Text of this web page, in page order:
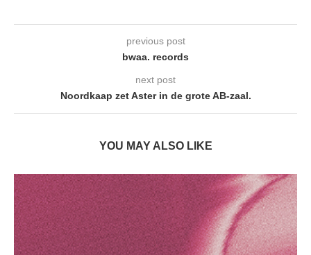
previous post
bwaa. records
next post
Noordkaap zet Aster in de grote AB-zaal.
YOU MAY ALSO LIKE